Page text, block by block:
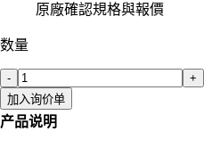
原廠確認規格與報價
数量
-
+
加入询价单
产品说明